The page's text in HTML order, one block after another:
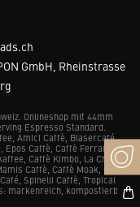
GmbH, Rheinstrasse
Onlineshop mit 44mm
Espresso Standard.
Amici Caffè, Blasercafé,
Caffè, Caffè Ferrari,
Caffè Kimbo, La Chacra
Caffè, Caffè Moak, Caffè
Spinelli Caffè, Tropical
markenreich, kompostierbar